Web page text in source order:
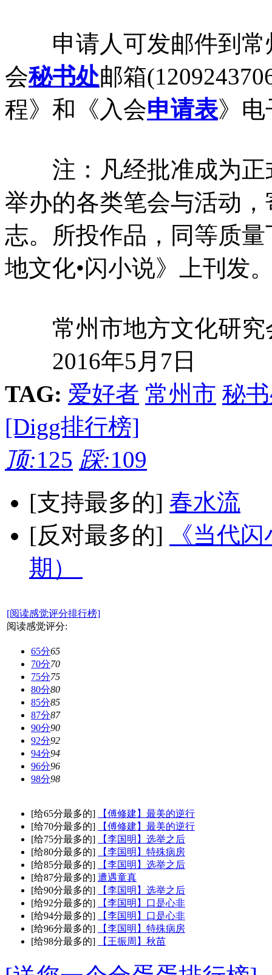
申请人可发邮件到常
会秘书处邮箱
程》和《入会申请表》
注：凡经批准成为正
举办的各类笔会与活动
志。所投作品，同等质
地文化•闪小说》上刊发
常州市地方文化研究
2016年5月7日
TAG: 爱好者 常州市 秘
[Digg排行榜]
顶:125 踩:109
[支持最多的] 春水流
[反对最多的]
《当代
期）
[阅读感觉评分排行榜]
阅读感觉评分:
65分65
70分70
75分75
80分80
85分85
87分87
90分90
92分92
94分94
96分96
98分98
[给65分最多的]
【傅修建】最美的逆行
[给70分最多的]
【傅修建】最美的逆行
[给75分最多的]
【李国明】选举之后
[给80分最多的]
【李国明】特殊病房
[给85分最多的]
【李国明】选举之后
[给87分最多的] 遭遇童真
[给90分最多的]
【李国明】选举之后
[给92分最多的]
【李国明】口是心非
[给94分最多的]
【李国明】口是心非
[给96分最多的]
【李国明】特殊病房
[给98分最多的]
【王振周】秋苗